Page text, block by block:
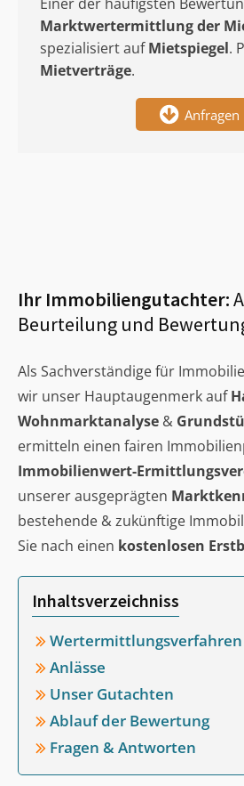
Marktwertermittlungder
spezialisiert aufMietspiegel.
Mietverträge.
Anfragen
Ihr Immobiliengutachter:
Beurteilung und
Als Sachverständige für
wir unser Hauptaugenmerk auf
Wohnmarktanalyse &
ermitteln einen fairen
Immobilienwert-
unserer ausgeprägten
bestehende & zukünftige
Sie nach einen kostenlosen
Inhaltsverzeichniss
Wertermittlungsverfahren
Anlässe
Unser Gutachten
Ablauf der Bewertung
Fragen & Antworten